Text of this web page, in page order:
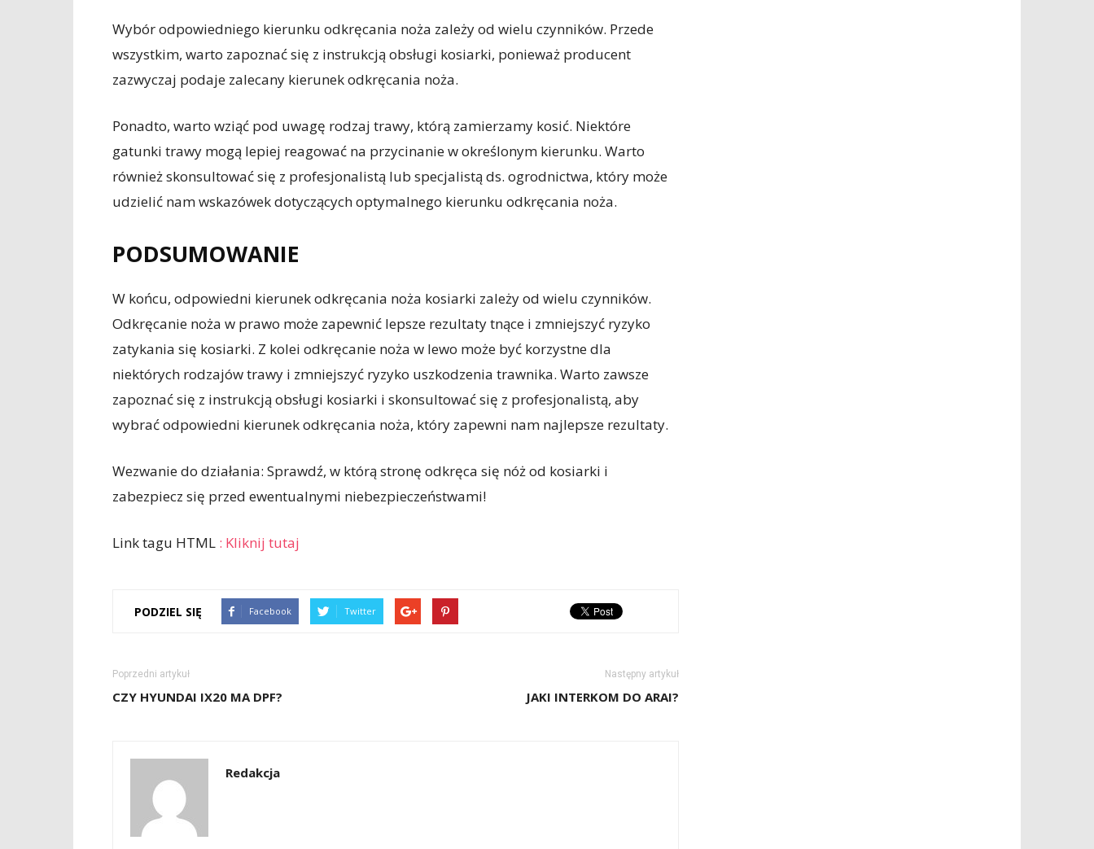
Wybór odpowiedniego kierunku odkręcania noża zależy od wielu czynników. Przede
wszystkim, warto zapoznać się z instrukcją obsługi kosiarki, ponieważ producent
zazwyczaj podaje zalecany kierunek odkręcania noża.
Ponadto, warto wziąć pod uwagę rodzaj trawy, którą zamierzamy kosić. Niektóre
gatunki trawy mogą lepiej reagować na przycinanie w określonym kierunku. Warto
również skonsultować się z profesjonalistą lub specjalistą ds. ogrodnictwa, który może
udzielić nam wskazówek dotyczących optymalnego kierunku odkręcania noża.
PODSUMOWANIE
W końcu, odpowiedni kierunek odkręcania noża kosiarki zależy od wielu czynników.
Odkręcanie noża w prawo może zapewnić lepsze rezultaty tnące i zmniejszyć ryzyko
zatykania się kosiarki. Z kolei odkręcanie noża w lewo może być korzystne dla
niektórych rodzajów trawy i zmniejszyć ryzyko uszkodzenia trawnika. Warto zawsze
zapoznać się z instrukcją obsługi kosiarki i skonsultować się z profesjonalistą, aby
wybrać odpowiedni kierunek odkręcania noża, który zapewni nam najlepsze rezultaty.
Wezwanie do działania: Sprawdź, w którą stronę odkręca się nóż od kosiarki i
zabezpiecz się przed ewentualnymi niebezpieczeństwami!
Link tagu HTML : Kliknij tutaj
PODZIEL SIĘ Facebook Twitter
Poprzedni artykuł
CZY HYUNDAI IX20 MA DPF?
Następny artykuł
JAKI INTERKOM DO ARAI?
Redakcja